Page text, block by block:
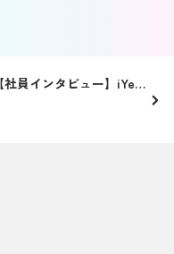
【社員インタビュー】iYellの新卒仮配属について聞いてみました！